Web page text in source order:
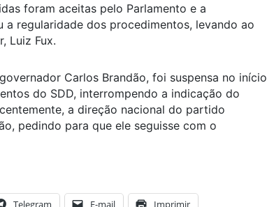
foram aceitas pelo Parlamento e a
a regularidade dos procedimentos, levando ao
Luiz Fux.
Carlos Brandão, foi suspensa no início
do SDD, interrompendo a indicação do
a direção nacional do partido
pedindo para que ele seguisse com o
Telegram E-mail Imprimir